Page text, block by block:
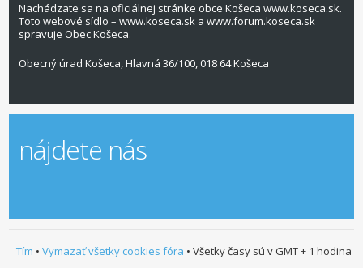
Nachádzate sa na oficiálnej stránke obce Košeca www.koseca.sk.
Toto webové sídlo – www.koseca.sk a www.forum.koseca.sk
spravuje Obec Košeca.
Obecný úrad Košeca, Hlavná 36/100, 018 64 Košeca
nájdete nás
Tím • Vymazať všetky cookies fóra • Všetky časy sú v GMT + 1 hodina